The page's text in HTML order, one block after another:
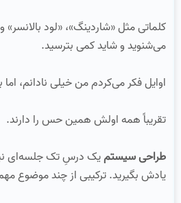
کلماتی مثل «شاردینگ»، «لود
می‌شنوید و شاید کمی بترسید.
اوایل فکر می‌کردم من خیلی نادانم،
تقریباً همه اولش همین حس را دارند.
طراحی سیستمیک درسِ تک جلسه‌ای
یادش بگیرید. ترکیبی از چند موضوع